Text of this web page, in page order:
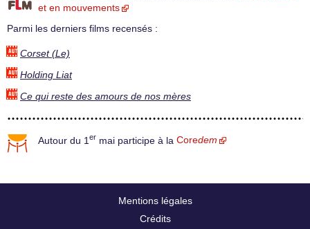
et en mouvements
Parmi les derniers films recensés :
Corset (Le)
Holding Liat
Ce qui reste des amours de nos mères
Autour du 1 er mai participe à la Coredem
Mentions légales
Crédits